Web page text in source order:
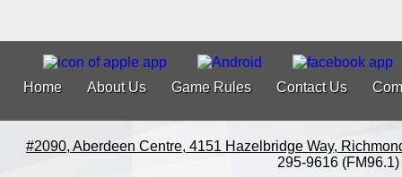
Home About Us Game Rules Contact Us
#2090, Aberdeen Centre, 4151 Hazelbridge Way,
295-9616 (FM96.1)